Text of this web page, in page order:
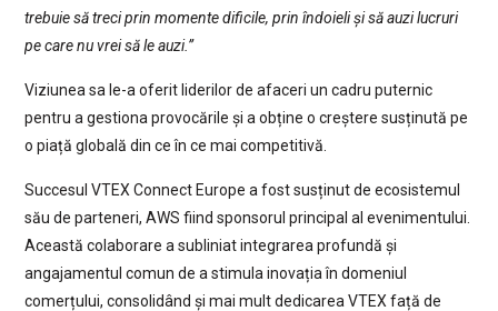
trebuie să treci prin momente dificile, prin îndoieli și să auzi lucruri
pe care nu vrei să le auzi.”
Viziunea sa le-a oferit liderilor de afaceri un cadru puternic
pentru a gestiona provocările și a obține o creștere susținută pe
o piață globală din ce în ce mai competitivă.
Succesul VTEX Connect Europe a fost susținut de ecosistemul
său de parteneri, AWS fiind sponsorul principal al evenimentului.
Această colaborare a subliniat integrarea profundă și
angajamentul comun de a stimula inovația în domeniul
comerțului, consolidând și mai mult dedicarea VTEX față de